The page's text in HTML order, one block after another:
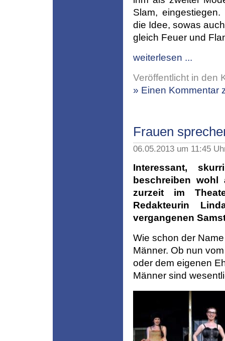
Slam,
die Idee, sowas
gleich Feuer und
weiterlesen ...
Veröffentlicht in den
» Einen Kommentar
Frauen
06.05.2013 um 11:45
Interessant,
beschreiben wohl
zurzeit im
Redakteurin
vergangenen
Wie schon der
Männer. Ob nun
oder dem eigenen
Männer sind